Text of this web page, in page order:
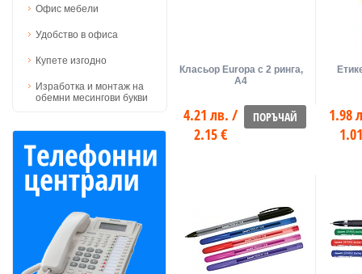
Офис мебели
Удобство в офиса
Купете изгодно
Изработка и монтаж на
обемни месингови букви
лв. /
€
ПОРЪЧАЙ
4.21 лв. /
2.15 €
Класьор Europa с 2 ринга,
А4
1.98